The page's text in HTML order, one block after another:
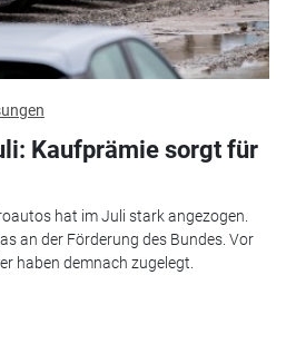
Kaufprämie sorgt für
hat im Juli stark angezogen.
an der Förderung des Bundes. Vor
haben demnach zugelegt.